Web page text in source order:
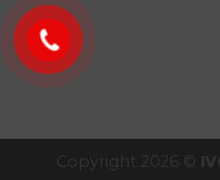
Copyright 2026 ©